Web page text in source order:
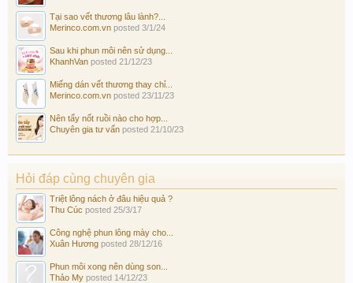
Tại sao vết thương lâu lành?...
Merinco.com.vn posted 3/1/24
Sau khi phun môi nên sử dụng...
KhanhVan posted 21/12/23
Miếng dán vết thương thay chỉ...
Merinco.com.vn posted 23/11/23
Nên tẩy nốt ruồi nào cho hợp...
Chuyên gia tư vấn posted 21/10/23
Hỏi đáp cùng chuyên gia
Triệt lông nách ở đâu hiệu quả ?
Thu Cúc posted 25/3/17
Công nghệ phun lông mày cho...
Xuân Hương posted 28/12/16
Phun môi xong nên dùng son...
Thảo My posted 14/12/23